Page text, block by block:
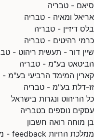
סיאם - טבריה
אריאל ומאיה - טבריה
בלס דיזיין - טבריה
כרמי רהיטים - טבריה
שיין דור - תעשית ריהוט -
הביטאט בע"מ - טבריה
קארין המימד הרביעי בע"מ -
זז-דלת בע"מ - טבריה
כל הריהוט ונגרות בישראל
עסקים נוספים בטבריה
בן מוחה רואה חשבון
ממלכת החיות feedback - משלוחים חינם בפריסה ארצית